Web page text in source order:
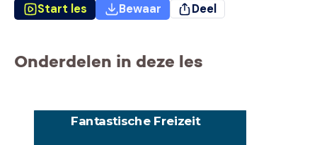
Start les Bewaar Deel
Onderdelen in deze les
Fantastische Freizeit